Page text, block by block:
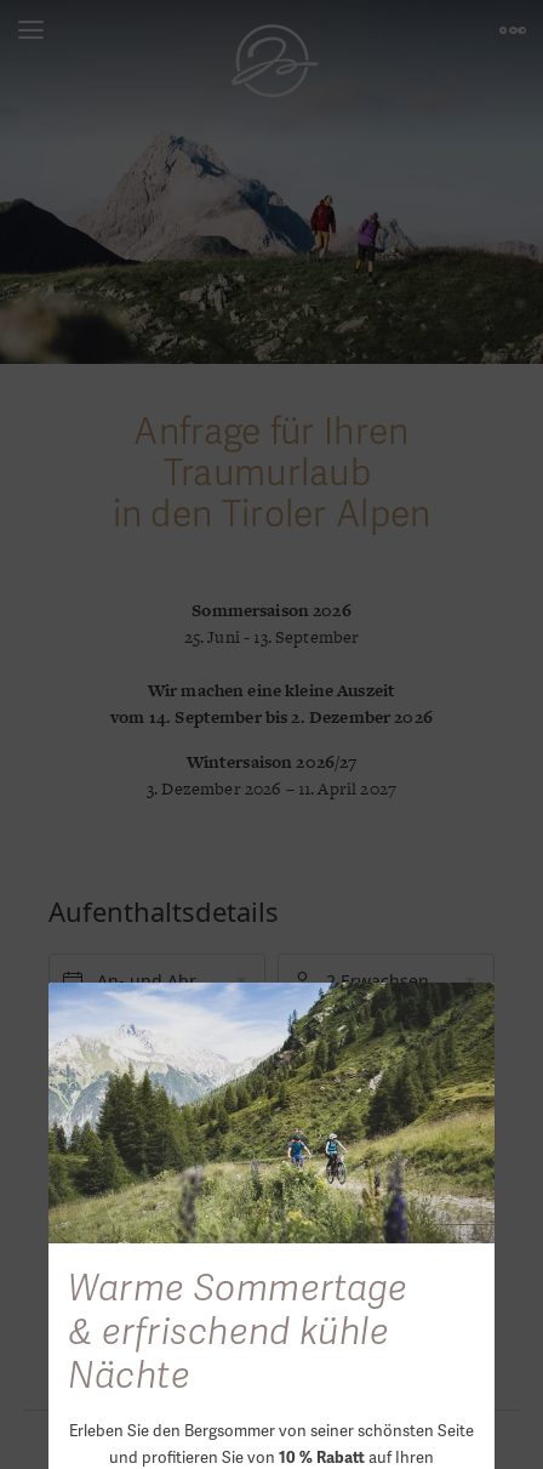
Warme Sommertage
& erfrischend kühle
Nächte
Erleben Sie den Bergsommer von seiner schönsten Seite
und profitieren Sie von 10 % Rabattauf Ihren
Anfrage für Ihren
Traumurlaub
in den Tiroler Alpen
Sommersaison 2026
25. Juni - 13. September
Wir machen eine kleine Auszeit
vom 14. September bis 2. Dezember 2026
Wintersaison 2026/27
3. Dezember 2026 – 11. April 2027